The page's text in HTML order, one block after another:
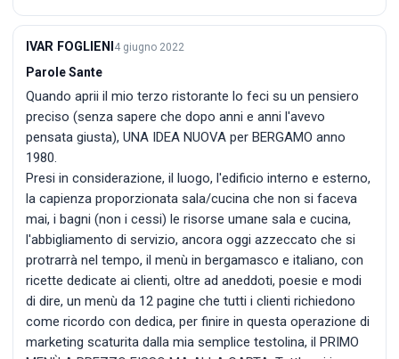
IVAR FOGLIENI 4 giugno 2022
Parole Sante
Quando aprii il mio terzo ristorante lo feci su un pensiero
preciso (senza sapere che dopo anni e anni l'avevo
pensata giusta), UNA IDEA NUOVA per BERGAMO anno
1980.
Presi in considerazione, il luogo, l'edificio interno e esterno,
la capienza proporzionata sala/cucina che non si faceva
mai, i bagni (non i cessi) le risorse umane sala e cucina,
l'abbigliamento di servizio, ancora oggi azzeccato che si
protrarrà nel tempo, il menù in bergamasco e italiano, con
ricette dedicate ai clienti, oltre ad aneddoti, poesie e modi
di dire, un menù da 12 pagine che tutti i clienti richiedono
come ricordo con dedica, per finire in questa operazione di
marketing scaturita dalla mia semplice testolina, il PRIMO